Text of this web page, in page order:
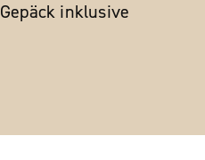
Gepäck inklusive